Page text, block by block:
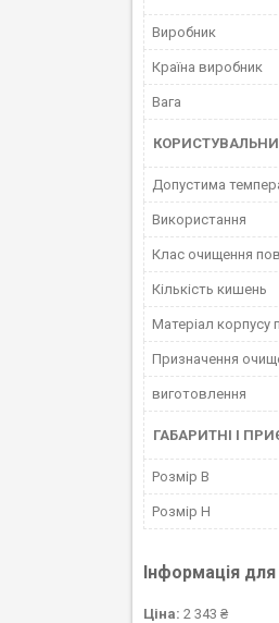
Виробник
Країна виробник
Вага
Допустима
Використання
Клас очищення
Кількість кишень
Матеріал корпусу
Призначення
виготовлення
ГАБАРИТНІ І
Розмір B
Розмір H
Інформація
Ціна: 2 343 ₴